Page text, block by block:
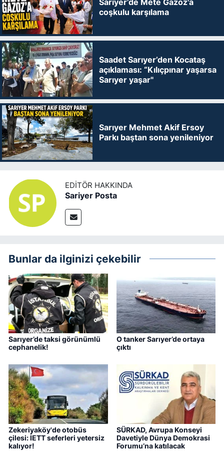
coşkulu karşılama
Saadet Sarıyer’den Kocataş
açıklaması: “Kılıçpınar yaşarsa
Sarıyer yaşar"
Sarıyer Mehmet Akif Ersoy
Parkı baştan sona yenileniyor
EDITÖR HAKKINDA
Sariyer Posta
Bunlar da ilginizi çekebilir
Sarıyer’de taksi görünümlü
cephanelik!
O tanker Sarıyer’de ortaya
çıktı
Zekeriyaköy'de otobüs
çilesi: İETT seferleri yetersiz
kalıyor!
SÜRKAD, Avrupa Konseyi
Davetiyle Dünya Demokrasi
Forumu’na katılacak